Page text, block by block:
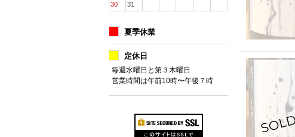
30
31
夏季休業
定休日
毎週水曜日と第３木曜日
営業時間は午前10時〜午後７時